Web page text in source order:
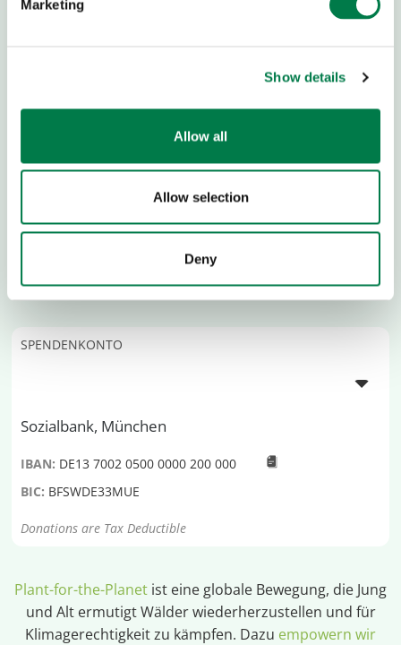
Marketing
Show details
Allow all
Allow selection
Deny
SPENDENKONTO
Sozialbank, München
IBAN: DE13 7002 0500 0000 200 000
BIC: BFSWDE33MUE
Donations are Tax Deductible
Plant-for-the-Planet ist eine globale Bewegung, die Jung
und Alt ermutigt Wälder wiederherzustellen und für
Klimagerechtigkeit zu kämpfen. Dazu empowern wir